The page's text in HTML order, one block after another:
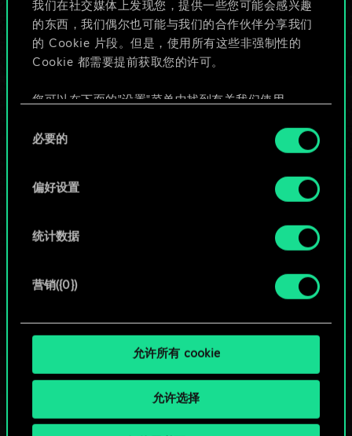
我们在社交媒体上发现您，提供一些您可能会感兴趣
的东西，我们偶尔也可能与我们的合作伙伴分享我们
的 Cookie 片段。但是，使用所有这些非强制性的
Cookie 都需要提前获取您的许可。
您可以在下面的"设置"菜单中找到有关我们使用
好。一旦您了解了其中的内容并准备好继续，请点
必要的
偏好设置
统计数据
营销({0})
允许所有 cookie
允许选择
给牌组命名并撰写攻略
编辑牌组